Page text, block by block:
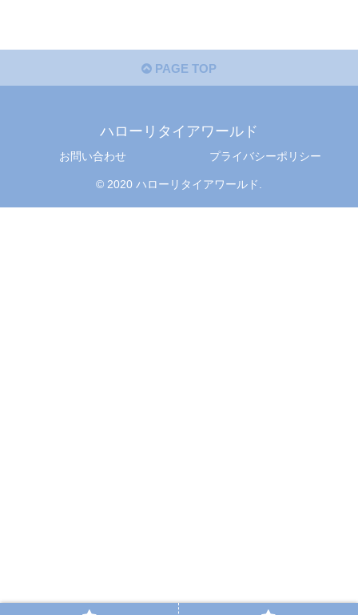
PAGE TOP
ハローリタイアワールド
お問い合わせ プライバシーポリシー
© 2020 ハローリタイアワールド.